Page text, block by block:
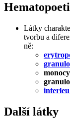
Látky
tvorbu a
ně:
Další látky